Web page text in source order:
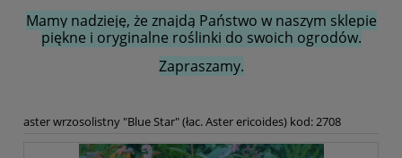
Mamy nadzieję, że znajdą Państwo w naszym sklepie
piękne i oryginalne roślinki do swoich ogrodów.
Zapraszamy.
aster wrzosolistny "Blue Star" (łac. Aster ericoides) kod: 2708